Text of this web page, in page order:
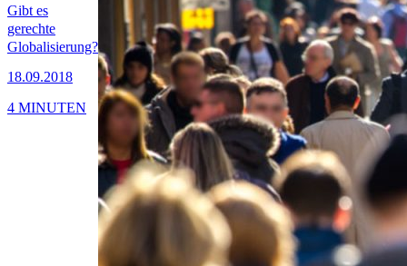
Gibt es
gerechte
Globalisierung?
18.09.2018
4 MINUTEN